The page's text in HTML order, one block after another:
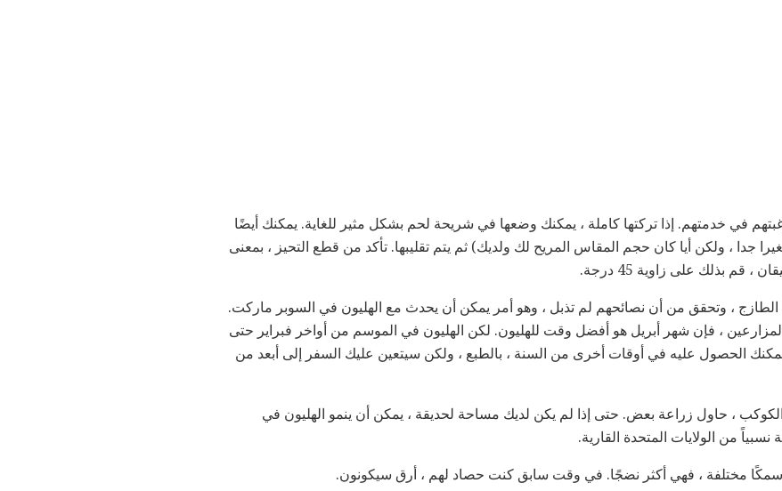
في خدمتهم. إذا تركتها كاملة ، يمكنك وضعها في شريحة لحم بشكل مثير للغاية. يمكنك أيضًا
جدا ، ولكن أيا كان حجم المقاس المريح لك ولديك) ثم يتم تقليبها. تأكد من قطع التحيز ، بمعنى
قم بذلك على زاوية 45 درجة.
، وتحقق من أن نصائحهم لم تذبل ، وهو أمر يمكن أن يحدث مع الهليون في السوبر ماركت.
، فإن شهر أبريل هو أفضل وقت للهليون. لكن الهليون في الموسم من أواخر فبراير حتى
الحصول عليه في أوقات أخرى من السنة ، بالطبع ، ولكن سيتعين عليك السفر إلى أبعد من
الكوكب ، حاول زراعة بعض. حتى إذا لم يكن لديك مساحة لحديقة ، يمكن أن ينمو الهليون في
من الولايات المتحدة القارية.
سمكًا مختلفة ، فهي أكثر نضجًا. في وقت سابق كنت حصاد لهم ، أرق سيكونون.